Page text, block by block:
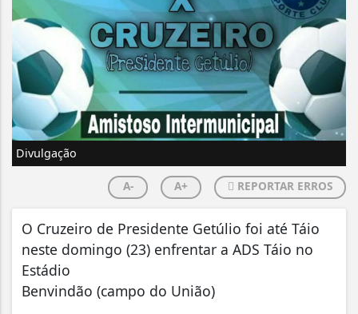
Divulgação
A- A+ REPORTAR ERROS
O Cruzeiro de Presidente Getúlio foi até Táio
neste domingo (23) enfrentar a ADS Táio no
Estádio
Benvindão (campo do União)